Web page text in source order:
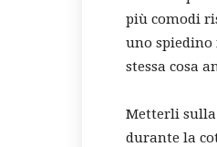
più comodi
uno
stessa cosa
Metterli sulla
durante la